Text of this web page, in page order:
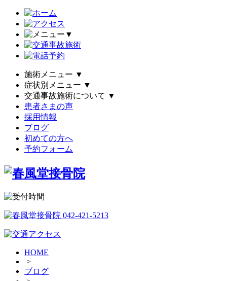
▼
施術メニュー ▼
症状別メニュー ▼
交通事故施術について ▼
患者さまの声
採用情報
ブログ
初めての方へ
予約フォーム
HOME
>
ブログ